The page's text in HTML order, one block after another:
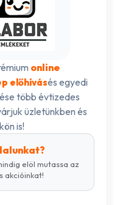
online
előhívásés egyedi
több évtizedes
üzletünkben és
is!
elöl mutassa az
akcióinkat!